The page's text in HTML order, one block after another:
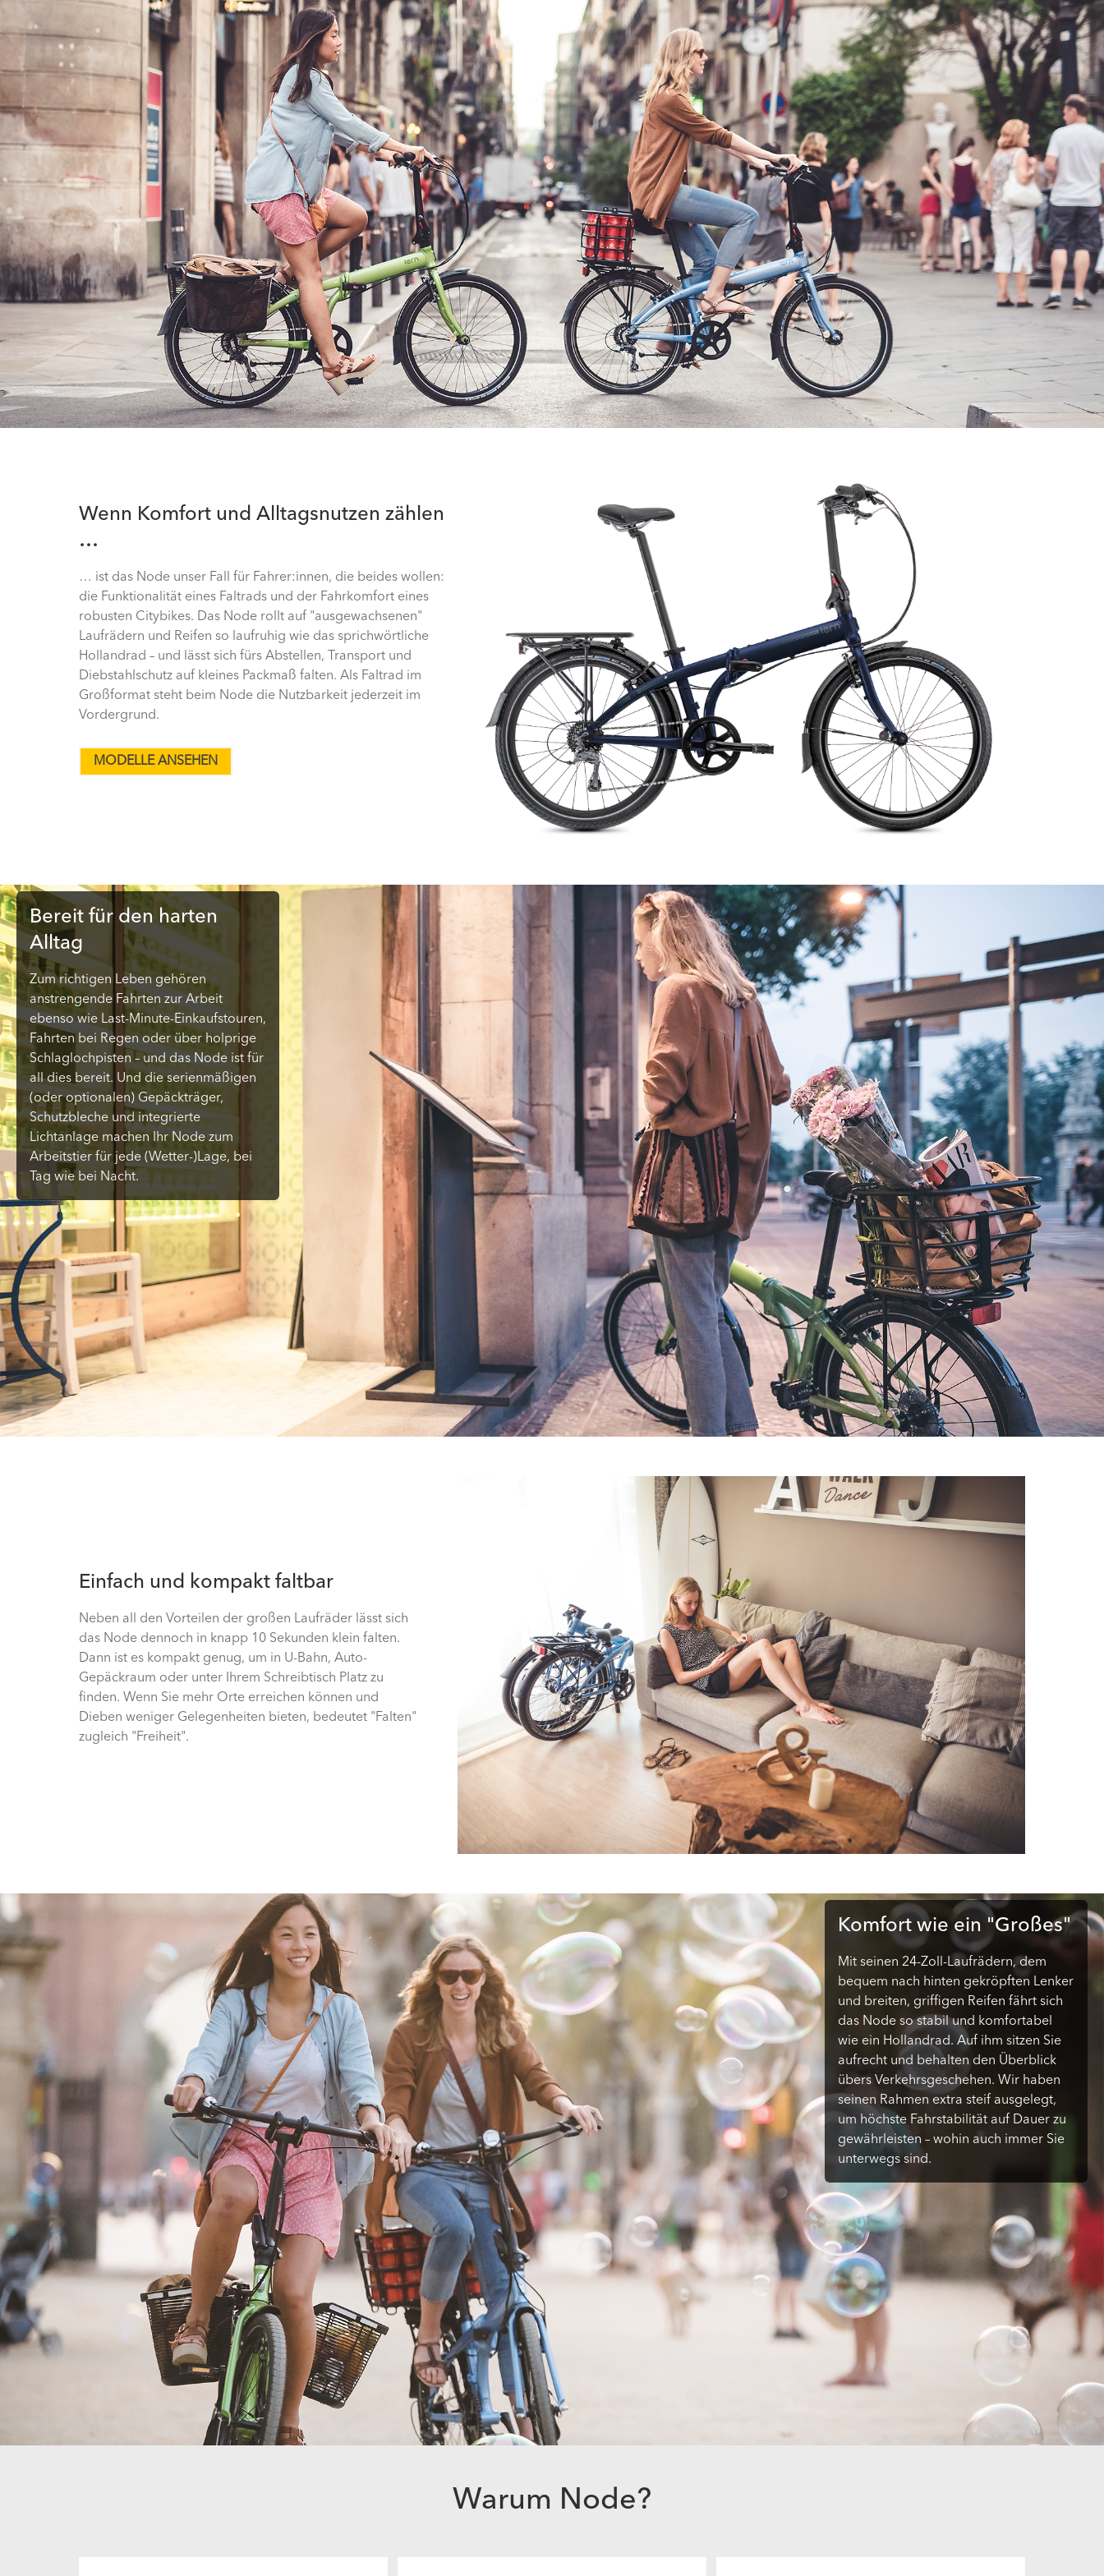
Wenn Komfort und Alltagsnutzen zählen
…
… ist das Node unser Fall für Fahrer:innen, die beides wollen:
die Funktionalität eines Faltrads und der Fahrkomfort eines
robusten Citybikes. Das Node rollt auf "ausgewachsenen"
Laufrädern und Reifen so laufruhig wie das sprichwörtliche
Hollandrad – und lässt sich fürs Abstellen, Transport und
Diebstahlschutz auf kleines Packmaß falten. Als Faltrad im
Großformat steht beim Node die Nutzbarkeit jederzeit im
Vordergrund.
MODELLE ANSEHEN
Bereit für den harten
Alltag
Zum richtigen Leben gehören
anstrengende Fahrten zur Arbeit
ebenso wie Last-Minute-Einkaufstouren,
Fahrten bei Regen oder über holprige
Schlaglochpisten – und das Node ist für
all dies bereit. Und die serienmäßigen
(oder optionalen) Gepäckträger,
Schutzbleche und integrierte
Lichtanlage machen Ihr Node zum
Arbeitstier für jede (Wetter-)Lage, bei
Tag wie bei Nacht.
Einfach und kompakt faltbar
Neben all den Vorteilen der großen Laufräder lässt sich
das Node dennoch in knapp 10 Sekunden klein falten.
Dann ist es kompakt genug, um in U-Bahn, Auto-
Gepäckraum oder unter Ihrem Schreibtisch Platz zu
finden. Wenn Sie mehr Orte erreichen können und
Dieben weniger Gelegenheiten bieten, bedeutet "Falten"
zugleich "Freiheit".
Komfort wie ein "Großes"
Mit seinen 24-Zoll-Laufrädern, dem
bequem nach hinten gekröpften Lenker
und breiten, griffigen Reifen fährt sich
das Node so stabil und komfortabel
wie ein Hollandrad. Auf ihm sitzen Sie
aufrecht und behalten den Überblick
übers Verkehrsgeschehen. Wir haben
seinen Rahmen extra steif ausgelegt,
um höchste Fahrstabilität auf Dauer zu
gewährleisten – wohin auch immer Sie
unterwegs sind.
Warum Node?